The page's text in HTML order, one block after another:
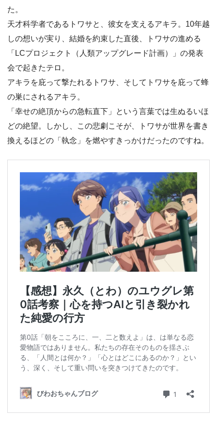
た。
天才科学者であるトワサと、彼女を支えるアキラ。10年越
しの想いが実り、結婚を約束した直後、トワサの進める
「LCプロジェクト（人類アップグレード計画）」の発表
会で起きたテロ。
アキラを庇って撃たれるトワサ、そしてトワサを庇って蜂
の巣にされるアキラ。
「幸せの絶頂からの急転直下」という言葉では生ぬるいほ
どの絶望。しかし、この悲劇こそが、トワサが世界を書き
換えるほどの「執念」を燃やすきっかけだったのですね。